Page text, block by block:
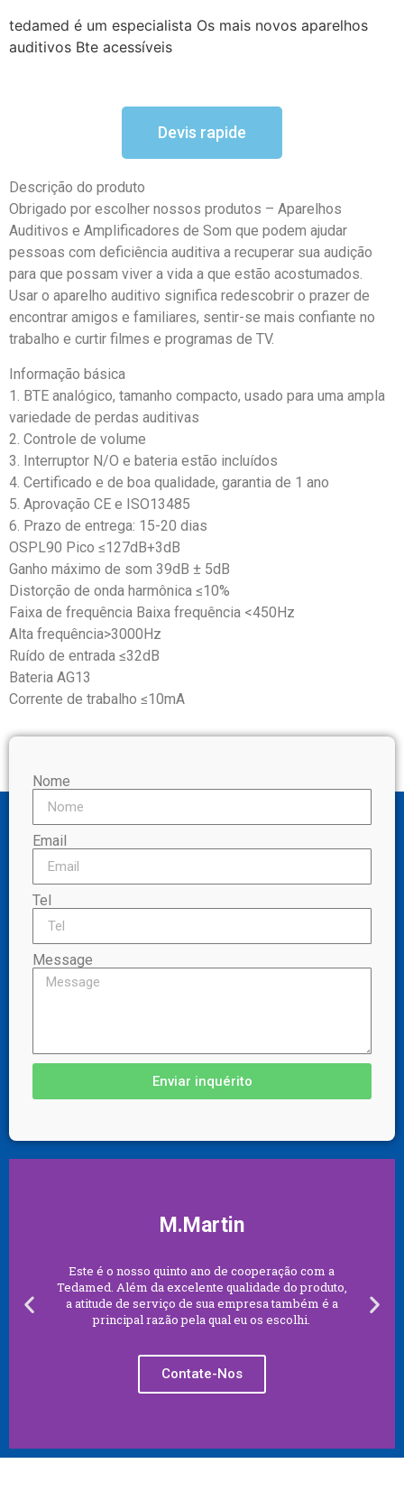
tedamed é um especialista Os mais novos aparelhos
auditivos Bte acessíveis
Devis rapide
Descrição do produto
Obrigado por escolher nossos produtos – Aparelhos
Auditivos e Amplificadores de Som que podem ajudar
pessoas com deficiência auditiva a recuperar sua audição
para que possam viver a vida a que estão acostumados.
Usar o aparelho auditivo significa redescobrir o prazer de
encontrar amigos e familiares, sentir-se mais confiante no
trabalho e curtir filmes e programas de TV.
Informação básica
1. BTE analógico, tamanho compacto, usado para uma ampla
variedade de perdas auditivas
2. Controle de volume
3. Interruptor N/O e bateria estão incluídos
4. Certificado e de boa qualidade, garantia de 1 ano
5. Aprovação CE e ISO13485
6. Prazo de entrega: 15-20 dias
OSPL90 Pico ≤127dB+3dB
Ganho máximo de som 39dB ± 5dB
Distorção de onda harmônica ≤10%
Faixa de frequência Baixa frequência <450Hz
Alta frequência>3000Hz
Ruído de entrada ≤32dB
Bateria AG13
Corrente de trabalho ≤10mA
Nome
Email
Tel
Message
Enviar inquérito
M.Martin
Este é o nosso quinto ano de cooperação com a
Tedamed. Além da excelente qualidade do produto,
a atitude de serviço de sua empresa também é a
principal razão pela qual eu os escolhi.
Contate-Nos